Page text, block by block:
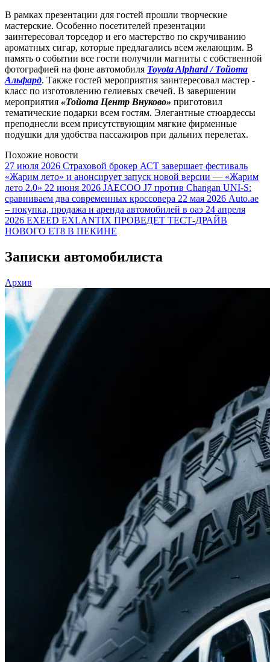
В рамках презентации для гостей прошли творческие
мастерские. Особенно посетителей презентации
заинтересовал торседор и его мастерство по скручиванию
ароматных сигар, которые предлагались всем желающим. В
память о событии все гости получили магниты с собственной
фотографией на фоне автомобиля Toyota Alphard / Тойота
Альфард. Также гостей мероприятия заинтересовал мастер -
класс по изготовлению гелиевых свечей. В завершении
мероприятия «Тойота Центр Внуково» приготовил
тематические подарки всем гостям. Элегантные стюардессы
преподнесли всем присутствующим мягкие фирменные
подушки для удобства пассажиров при дальних перелетах.
Похожие новости
27 июля 2026 Страховой брокер АСТ завершает фестиваль
«Жарим лето» и анонсирует запуск новой версии — «Жарим
лето 2.0» 22 июня 2026 JAECOO J7 против Changan UNI-S:
сравниваем два современных кроссовера 22 мая 2026 Auto.ae
– покупка, продажа и аренда автомобилей в оаэ 24 апреля
2026 EXEED EXLANTIX ПРОВЕДЕТ ТЕСТ-ДРАЙВ
НОВОГО ET8 В ПЕКИНЕ
Записки автомобилиста
Архив